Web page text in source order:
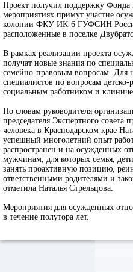
Проект получил поддержку Фонда
мероприятиях примут участие
колонии ФКУ ИК-6 ГУФСИН
расположенные в поселке
В рамках реализации проекта
получат новые знания по
семейно-правовым вопросам. Для
специалистов по вопросам
социальным работником и
По словам руководителя
председателя Экспертного
человека в Краснодарском крае
успешный многолетний опыт
распространен и на осужденных
мужчинам, для которых семья,
занять проактивную позицию,
ответственными родителями и
отметила Наталья Стрельцова.
Мероприятия для осужденных
в течение полутора лет.